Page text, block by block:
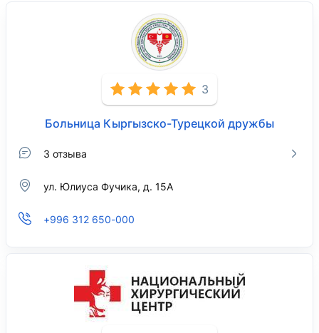
3
Больница Кыргызско-Турецкой дружбы
3 отзыва
ул. Юлиуса Фучика, д. 15А
+996 312 650-000